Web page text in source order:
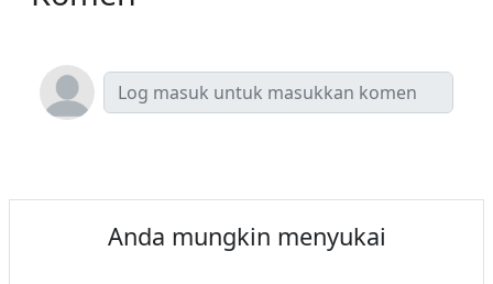
Anda mungkin menyukai